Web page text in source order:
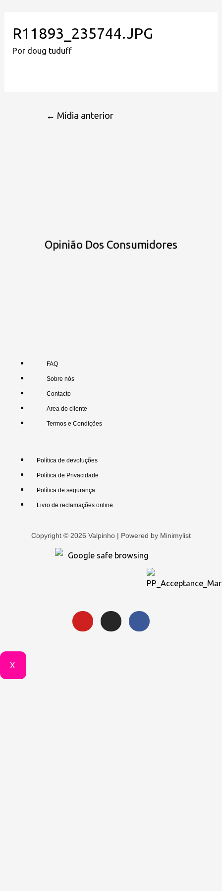
R11893_235744.JPG
Por doug tuduff
← Mídia anterior
Opinião Dos Consumidores
FAQ
Sobre nós
Contacto
Area do cliente
Termos e Condições
Política de devoluções
Política de Privacidade
Política de segurança
Livro de reclamações online
Copyright © 2026 Valpinho | Powered by Minimylist
X